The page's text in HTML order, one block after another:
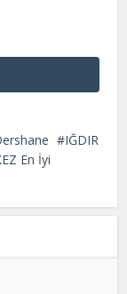
IĞDIR
En İyi